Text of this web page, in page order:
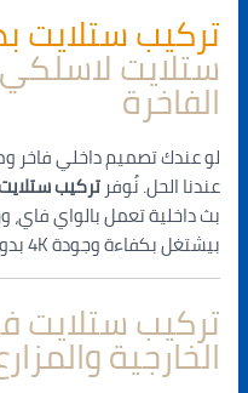
تركيب ستلايت
ستلايت
الفاخرة
لو عندك تصميم داخلي فاخر
عندنا الحل. نُوفرتركيب
بث داخلية تعمل بالواي فاي،
بيشتغل بكفاءة وجودة 4K بدون تأخير.
تركيب ستلايت
الخارجية